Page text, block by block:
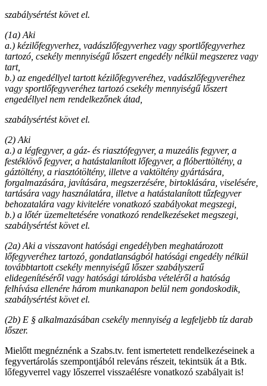
szabálysértést követ el.
(1a) Aki
a.) kézilőfegyverhez, vadászlőfegyverhez vagy sportlőfegyverhez
tartozó, csekély mennyiségű lőszert engedély nélkül megszerez vagy
tart,
b.) az engedéllyel tartott kézilőfegyveréhez, vadászlőfegyveréhez
vagy sportlőfegyveréhez tartozó csekély mennyiségű lőszert
engedéllyel nem rendelkezőnek átad,
szabálysértést követ el.
(2) Aki
a.) a légfegyver, a gáz- és riasztófegyver, a muzeális fegyver, a
festéklövő fegyver, a hatástalanított lőfegyver, a flóberttöltény, a
gáztöltény, a riasztótöltény, illetve a vaktöltény gyártására,
forgalmazására, javítására, megszerzésére, birtoklására, viselésére,
tartására vagy használatára, illetve a hatástalanított tűzfegyver
behozatalára vagy kivitelére vonatkozó szabályokat megszegi,
b.) a lőtér üzemeltetésére vonatkozó rendelkezéseket megszegi,
szabálysértést követ el.
(2a) Aki a visszavont hatósági engedélyben meghatározott
lőfegyveréhez tartozó, gondatlanságból hatósági engedély nélkül
továbbtartott csekély mennyiségű lőszer szabályszerű
elidegenítéséről vagy hatósági tárolásba vételéről a hatóság
felhívása ellenére három munkanapon belül nem gondoskodik,
szabálysértést követ el.
(2b) E § alkalmazásában csekély mennyiség a legfeljebb tíz darab
lőszer.
Mielőtt megnéznénk a Szabs.tv. fent ismertetett rendelkezéseinek a
fegyvertárolás szempontjából releváns részeit, tekintsük át a Btk.
lőfegyverrel vagy lőszerrel visszaélésre vonatkozó szabályait is!